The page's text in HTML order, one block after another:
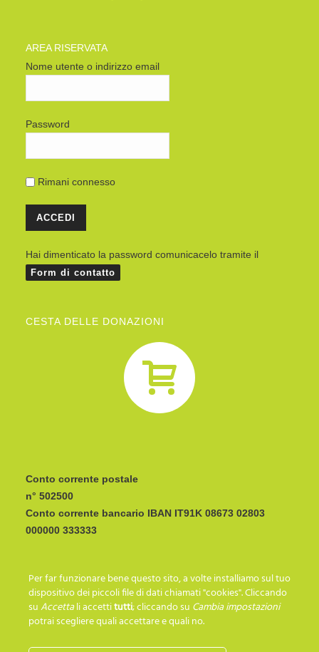
AREA RISERVATA
Nome utente o indirizzo email
Password
Rimani connesso
Hai dimenticato la password comunicacelo tramite il
Form di contatto
CESTA DELLE DONAZIONI
Conto corrente postale
n° 502500
Conto corrente bancario IBAN
I C R A I T R R I P 0
SEGUICI SU…
Per far funzionare bene questo sito, a volte installiamo sul tuo
dispositivo dei piccoli file di dati chiamati "cookies". Cliccando
suAccettali accettitutti; cliccando su Cambia impostazioni
potrai scegliere quali accettare e quali no.